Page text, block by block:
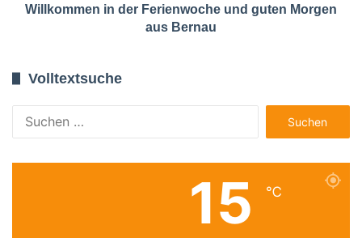
Willkommen in der Ferienwoche und guten Morgen
aus Bernau
Volltextsuche
nach:
15 ℃